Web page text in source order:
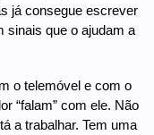
já consegue escrever
sinais que o ajudam a
o telemóvel e com o
“falam” com ele. Não
a trabalhar. Tem uma